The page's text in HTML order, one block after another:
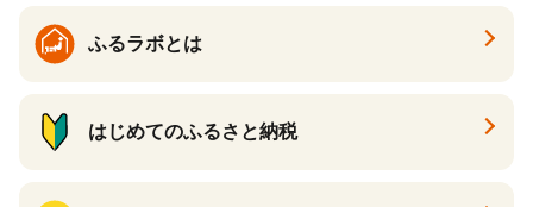
ふるラボとは
はじめてのふるさと納税